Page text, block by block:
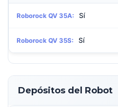
Roborock QV 35A: Sí
Roborock QV 35S: Sí
Depósitos del Robot